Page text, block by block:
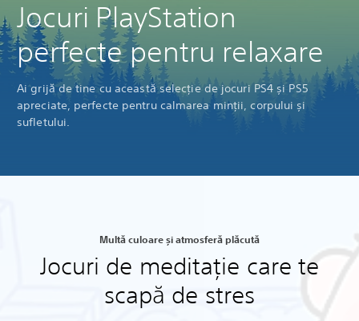
Jocuri PlayStation
perfecte pentru relaxare
Ai grijă de tine cu această selecție de jocuri PS4 și PS5
apreciate, perfecte pentru calmarea minții, corpului și
sufletului.
Multă culoare și atmosferă plăcută
Jocuri de meditație care te
scapă de stres